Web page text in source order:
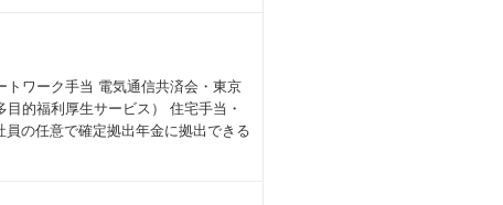
、RDBMS製品（Postgre
トワーク手当 電気通信共済会・東京
的福利厚生サービス） 住宅手当・
の任意で確定拠出年金に拠出できる